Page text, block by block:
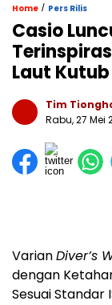
Home / Pers Rilis
Casio
Laut Kutub
Tim
Rabu, 27 Mei
VarianDiver’s
dengan
Sesuai Standar